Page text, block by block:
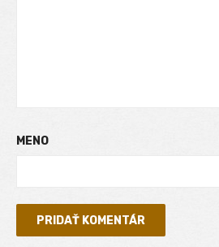
MENO